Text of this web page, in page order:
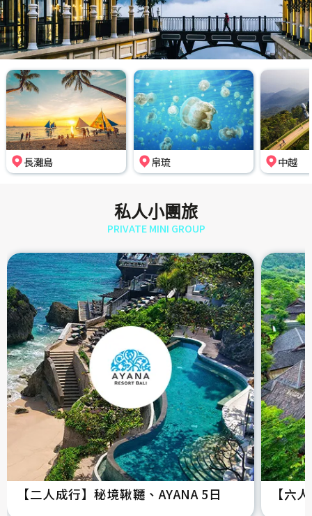
長灘島 帛琉 中越
私人小團旅
PRIVATE MINI GROUP
【二人成行】秘境鞦韆、AYANA 5日 【六